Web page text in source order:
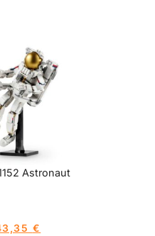
Astronaut
€